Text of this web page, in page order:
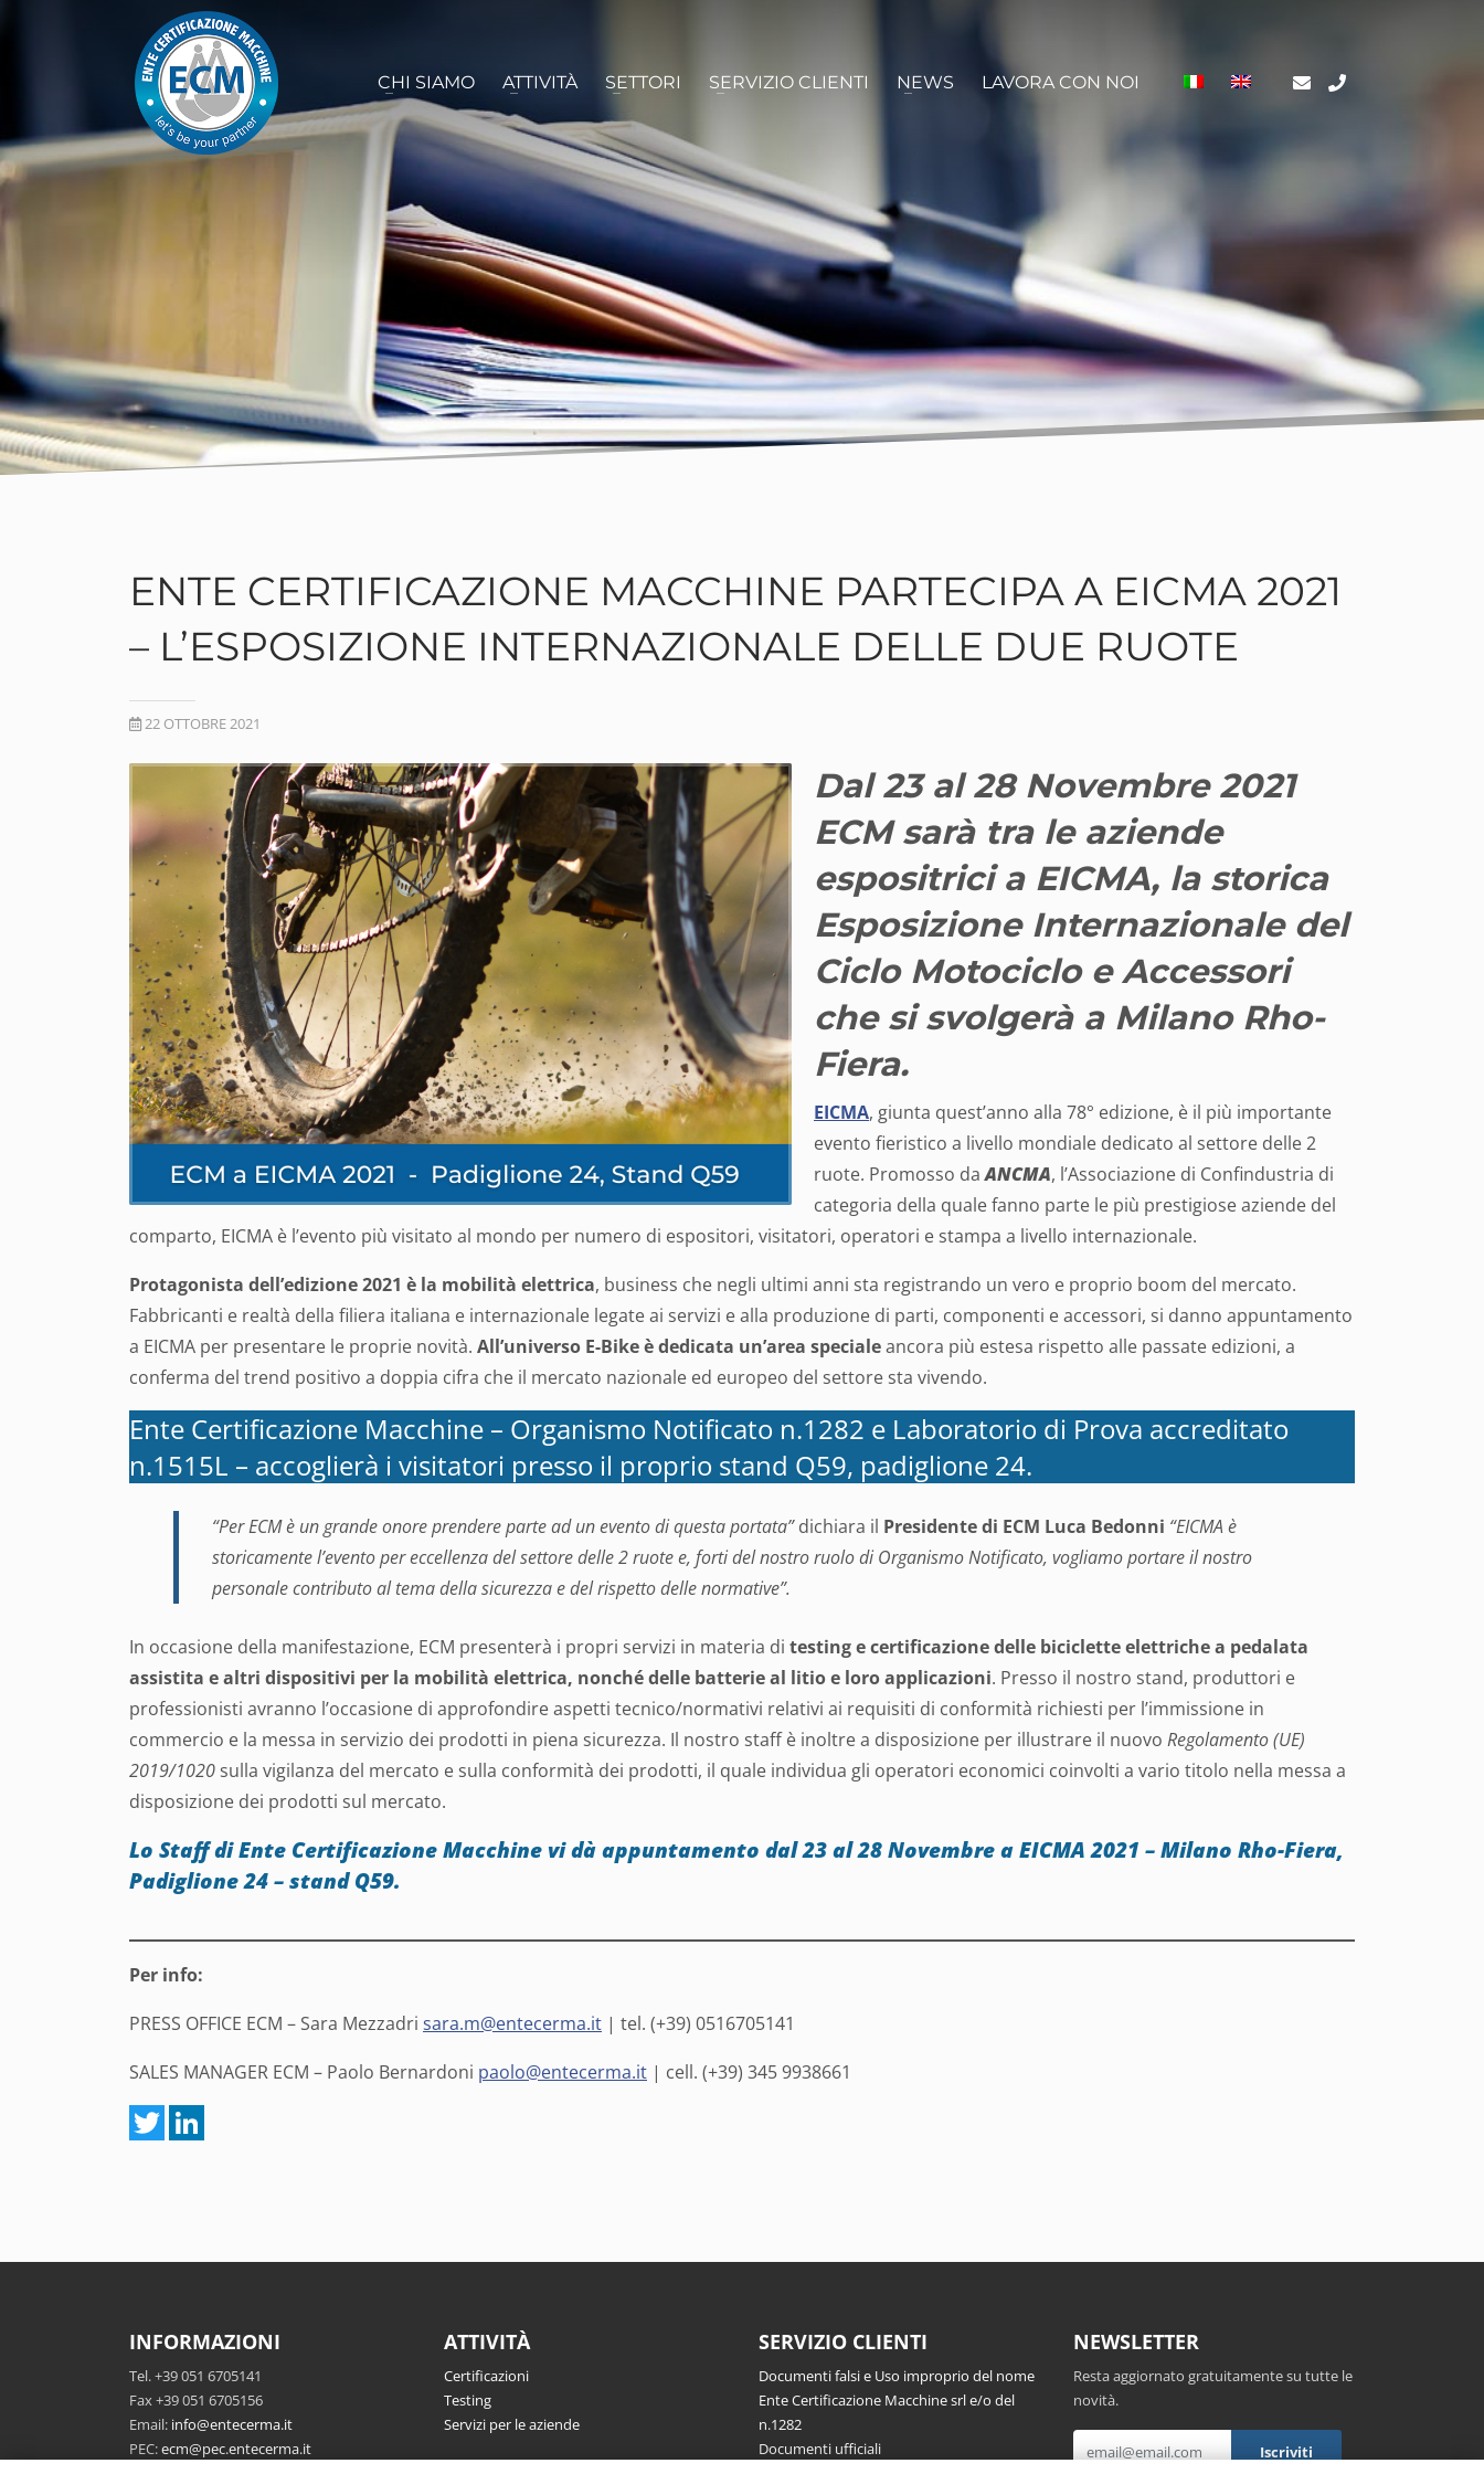
CHI SIAMO ATTIVITÀ SETTORI SERVIZIO CLIENTI NEWS LAVORA CON NOI
ENTE CERTIFICAZIONE MACCHINE PARTECIPA A EICMA 2021
– L’ESPOSIZIONE INTERNAZIONALE DELLE DUE RUOTE
22 OTTOBRE 2021
Dal 23 al 28 Novembre 2021
ECM sarà tra le aziende
espositrici a EICMA, la storica
Esposizione Internazionale del
Ciclo Motociclo e Accessori
che si svolgerà a Milano Rho-
Fiera.
EICMA, giunta quest’anno alla 78° edizione, è il più importante
evento fieristico a livello mondiale dedicato al settore delle 2
ruote. Promosso daANCMA, l’Associazione di Confindustria di
categoria della quale fanno parte le più prestigiose aziende del
comparto, EICMA è l’evento più visitato al mondo per numero di espositori, visitatori, operatori e stampa a livello internazionale.
Protagonista dell’edizione 2021 è la mobilità elettrica, business che negli ultimi anni sta registrando un vero e proprio boom del mercato.
Fabbricanti e realtà della filiera italiana e internazionale legate ai servizi e alla produzione di parti, componenti e accessori, si danno appuntamento
a EICMA per presentare le proprie novità. All’universo E-Bike è dedicata un’area specialeancora più estesa rispetto alle passate edizioni, a
conferma del trend positivo a doppia cifra che il mercato nazionale ed europeo del settore sta vivendo.
Ente Certificazione Macchine – Organismo Notificato n.1282 e Laboratorio di Prova accreditato
n.1515L – accoglierà i visitatori presso il proprio stand Q59, padiglione 24.
“Per ECM è un grande onore prendere parte ad un evento di questa portata”dichiara il Presidente di ECM Luca Bedonni “EICMA è
storicamente l’evento per eccellenza del settore delle 2 ruote e, forti del nostro ruolo di Organismo Notificato, vogliamo portare il nostro
personale contributo al tema della sicurezza e del rispetto delle normative”.
In occasione della manifestazione, ECM presenterà i propri servizi in materia di testing e certificazione delle biciclette elettriche a pedalata
assistita e altri dispositivi per la mobilità elettrica, nonché delle batterie al litio e loro applicazioni. Presso il nostro stand, produttori e
professionisti avranno l’occasione di approfondire aspetti tecnico/normativi relativi ai requisiti di conformità richiesti per l’immissione in
commercio e la messa in servizio dei prodotti in piena sicurezza. Il nostro staff è inoltre a disposizione per illustrare il nuovo Regolamento (UE)
2019/1020 sulla vigilanza del mercato e sulla conformità dei prodotti, il quale individua gli operatori economici coinvolti a vario titolo nella messa a
disposizione dei prodotti sul mercato.
Lo Staff di Ente Certificazione Macchine vi dà appuntamento dal 23 al 28 Novembre a EICMA 2021 – Milano Rho-Fiera,
Padiglione 24 – stand Q59.
Per info:
PRESS OFFICE ECM – Sara Mezzadri sara.m@entecerma.it | tel. (+39) 0516705141
SALES MANAGER ECM – Paolo Bernardoni paolo@entecerma.it | cell. (+39) 345 9938661
INFORMAZIONI
Tel. +39 051 6705141
Fax +39 051 6705156
Email: info@entecerma.it
PEC:ecm@pec.entecerma.it
ATTIVITÀ
Certificazioni
Testing
Servizi per le aziende
SERVIZIO CLIENTI
Documenti falsi e Uso improprio del nome
Ente Certificazione Macchine srl e/o del
n.1282
Documenti ufficiali
NEWSLETTER
Resta aggiornato gratuitamente su tutte le
novità.